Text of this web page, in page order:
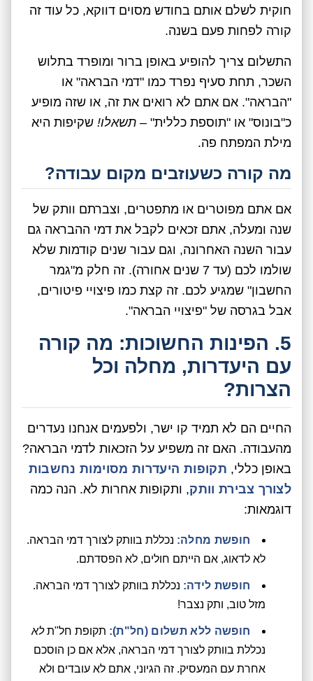
חוקית לשלם אותם בחודש מסוים דווקא, כל עוד זה
קורה לפחות פעם בשנה.
התשלום צריך להופיע באופן ברור ומופרד בתלוש
השכר, תחת סעיף נפרד כמו "דמי הבראה" או
"הבראה". אם אתם לא רואים את זה, או שזה מופיע
כ"בונוס" או "תוספת כללית" – תשאלו! שקיפות היא
מילת המפתח פה.
מה קורה כשעוזבים מקום עבודה?
אם אתם מפוטרים או מתפטרים, וצברתם וותק של
שנה ומעלה, אתם זכאים לקבל את דמי ההבראה גם
עבור השנה האחרונה, וגם עבור שנים קודמות שלא
שולמו לכם (עד 7 שנים אחורה). זה חלק מ"גמר
החשבון" שמגיע לכם. זה קצת כמו פיצויי פיטורים,
אבל בגרסה של "פיצויי הבראה".
5. הפינות החשוכות: מה קורה
עם היעדרות, מחלה וכל
הצרות?
החיים הם לא תמיד קו ישר, ולפעמים אנחנו נעדרים
מהעבודה. האם זה משפיע על הזכאות לדמי הבראה?
באופן כללי, תקופות היעדרות מסוימות נחשבות
לצורך צבירת וותק, ותקופות אחרות לא. הנה כמה
דוגמאות:
חופשת מחלה: נכללת בוותק לצורך דמי הבראה.
לא לדאוג, אם הייתם חולים, לא הפסדתם.
חופשת לידה: נכללת בוותק לצורך דמי הבראה.
מזל טוב, ותק נצבר!
חופשה ללא תשלום (חל"ת): תקופת חל"תלא
נכללת בוותק לצורך דמי הבראה, אלא אם כן הוסכם
אחרת עם המעסיק. זה הגיוני, אתם לא עובדים ולא